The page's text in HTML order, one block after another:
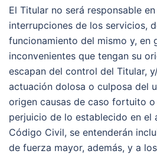
El Titular no será responsable
interrupciones de los servicios,
funcionamiento del mismo y, en
inconvenientes que tengan su
escapan del control del Titular,
actuación dolosa o culposa del
origen causas de caso fortuito
perjuicio de lo establecido en el
Código Civil, se entenderán
de fuerza mayor, además, y a